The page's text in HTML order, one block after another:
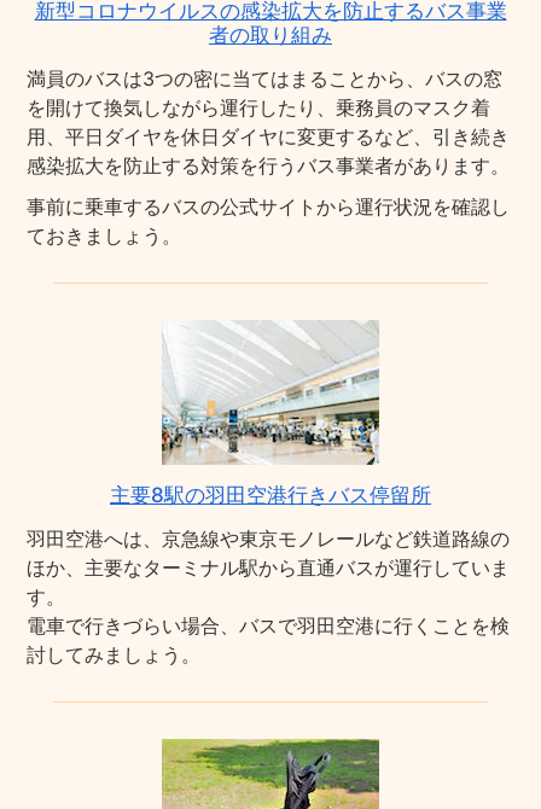
新型コロナウイルスの感染拡大を防止するバス事業
者の取り組み
満員のバスは3つの密に当てはまることから、バスの窓
を開けて換気しながら運行したり、乗務員のマスク着
用、平日ダイヤを休日ダイヤに変更するなど、引き続き
感染拡大を防止する対策を行うバス事業者があります。
事前に乗車するバスの公式サイトから運行状況を確認し
ておきましょう。
主要8駅の羽田空港行きバス停留所
羽田空港へは、京急線や東京モノレールなど鉄道路線の
ほか、主要なターミナル駅から直通バスが運行していま
す。
電車で行きづらい場合、バスで羽田空港に行くことを検
討してみましょう。